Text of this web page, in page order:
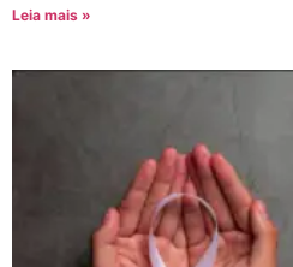
Leia mais »